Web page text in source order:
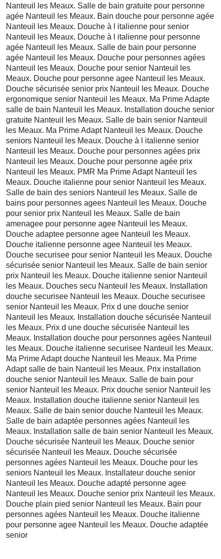
Nanteuil les Meaux. Salle de bain gratuite pour personne
agée Nanteuil les Meaux. Bain douche pour personne agée
Nanteuil les Meaux. Douche à l italienne pour senior
Nanteuil les Meaux. Douche à l italienne pour personne
agée Nanteuil les Meaux. Salle de bain pour personne
agée Nanteuil les Meaux. Douche pour personnes agées
Nanteuil les Meaux. Douche pour senior Nanteuil les
Meaux. Douche pour personne agee Nanteuil les Meaux.
Douche sécurisée senior prix Nanteuil les Meaux. Douche
ergonomique senior Nanteuil les Meaux. Ma Prime Adapte
salle de bain Nanteuil les Meaux. Installation douche senior
gratuite Nanteuil les Meaux. Salle de bain senior Nanteuil
les Meaux. Ma Prime Adapt Nanteuil les Meaux. Douche
seniors Nanteuil les Meaux. Douche à l italienne senior
Nanteuil les Meaux. Douche pour personnes agées prix
Nanteuil les Meaux. Douche pour personne agée prix
Nanteuil les Meaux. PMR Ma Prime Adapt Nanteuil les
Meaux. Douche italienne pour senior Nanteuil les Meaux.
Salle de bain des seniors Nanteuil les Meaux. Salle de
bains pour personnes agees Nanteuil les Meaux. Douche
pour senior prix Nanteuil les Meaux. Salle de bain
amenagee pour personne agee Nanteuil les Meaux.
Douche adaptee personne agee Nanteuil les Meaux.
Douche italienne personne agee Nanteuil les Meaux.
Douche securisee pour senior Nanteuil les Meaux. Douche
sécurisée senior Nanteuil les Meaux. Salle de bain senior
prix Nanteuil les Meaux. Douche italienne senior Nanteuil
les Meaux. Douches secu Nanteuil les Meaux. Installation
douche securisee Nanteuil les Meaux. Douche securisee
senior Nanteuil les Meaux. Prix d une douche senior
Nanteuil les Meaux. Installation douche sécurisée Nanteuil
les Meaux. Prix d une douche sécurisée Nanteuil les
Meaux. Installation douche pour personnes agées Nanteuil
les Meaux. Douche italienne securisee Nanteuil les Meaux.
Ma Prime Adapt douche Nanteuil les Meaux. Ma Prime
Adapt salle de bain Nanteuil les Meaux. Prix installation
douche senior Nanteuil les Meaux. Salle de bain pour
senior Nanteuil les Meaux. Prix douche senior Nanteuil les
Meaux. Installation douche italienne senior Nanteuil les
Meaux. Salle de bain senior douche Nanteuil les Meaux.
Salle de bain adaptée personnes agées Nanteuil les
Meaux. Installation salle de bain senior Nanteuil les Meaux.
Douche sécurisée Nanteuil les Meaux. Douche senior
sécurisée Nanteuil les Meaux. Douche sécurisée
personnes agées Nanteuil les Meaux. Douche pour les
seniors Nanteuil les Meaux. Installateur douche senior
Nanteuil les Meaux. Douche adapté personne agee
Nanteuil les Meaux. Douche senior prix Nanteuil les Meaux.
Douche plain pied senior Nanteuil les Meaux. Bain pour
personnes agées Nanteuil les Meaux. Douche italienne
pour personne agee Nanteuil les Meaux. Douche adaptée
senior